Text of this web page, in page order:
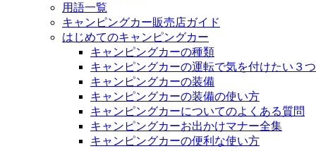
用語一覧
キャンピングカー販売店ガイド
はじめてのキャンピングカー
キャンピングカーの種類
キャンピングカーの運転で気を付けたい３
キャンピングカーの装備
キャンピングカーの装備の使い方
キャンピングカーについてのよくある質問
キャンピングカーお出かけマナー全集
キャンピングカーの便利な使い方